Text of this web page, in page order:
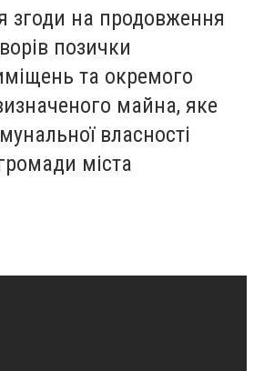
згоди на продовження
позички
та окремого
майна, яке
власності
міста